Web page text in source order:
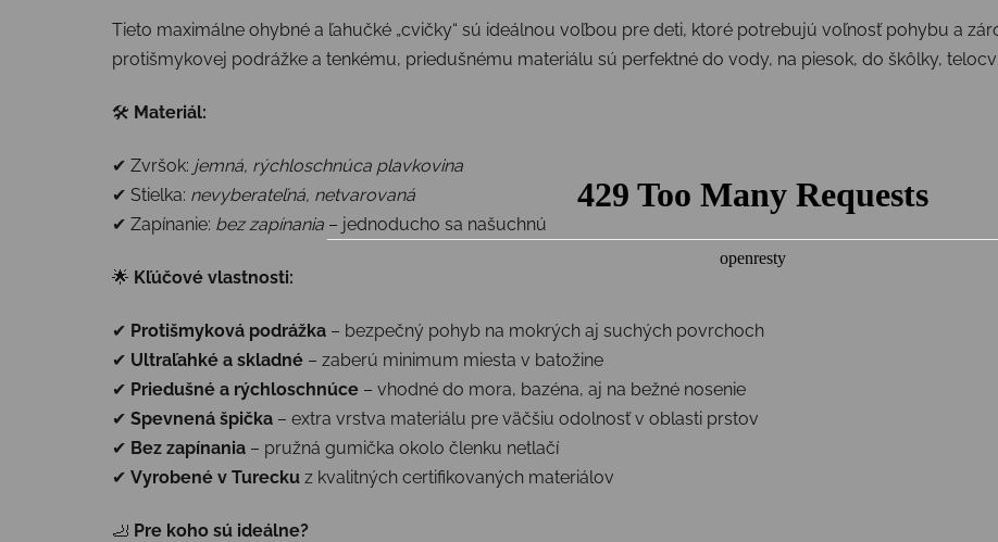
Tieto maximálne ohybné a ľahučké „cvičky“ sú ideálnou voľbou pre deti, ktoré potrebujú voľnosť pohybu a
protišmykovej podrážke a tenkému, priedušnému materiálu sú perfektné do vody, na piesok, do škôlky,
🛠 Materiál:
✔ Zvršok: jemná, rýchloschnúca plavkovina
✔ Stielka: nevyberateľná, netvarovaná
✔ Zapínanie: bez zapínania – jednoducho sa našuchnú
🌟 Kľúčové vlastnosti:
✔ Protišmyková podrážka – bezpečný pohyb na mokrých aj suchých povrchoch
✔ Ultraľahké a skladné – zaberú minimum miesta v batožine
✔ Priedušné a rýchloschnúce – vhodné do mora, bazéna, aj na bežné nosenie
✔ Spevnená špička – extra vrstva materiálu pre väčšiu odolnosť v oblasti prstov
✔ Bez zapínania – pružná gumička okolo členku netlačí
✔ Vyrobené v Turecku z kvalitných certifikovaných materiálov
🦶 Pre koho sú ideálne?